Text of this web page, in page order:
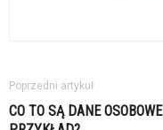
Poprzedni artykuł
CO TO SĄ DANE OSOBOWE